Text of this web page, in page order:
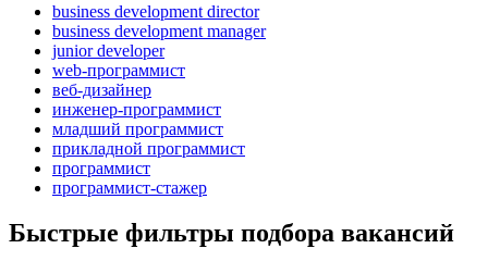
business development director
business development manager
junior developer
web-программист
веб-дизайнер
инженер-программист
младший программист
прикладной программист
программист
программист-стажер
Быстрые фильтры подбора вакансий